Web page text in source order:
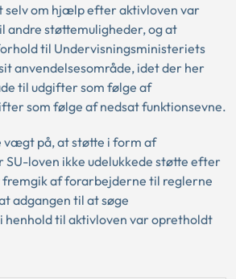
selv om hjælp efter aktivloven var
støttemuligheder, og at
til Undervisningsministeriets
anvendelsesområde, idet der her
til udgifter som følge af
som følge af nedsat funktionsevne.
vægt på, at støtte i form af
loven ikke udelukkede støtte efter
fremgik af forarbejderne til reglerne
adgangen til at søge
henhold til aktivloven var opretholdt